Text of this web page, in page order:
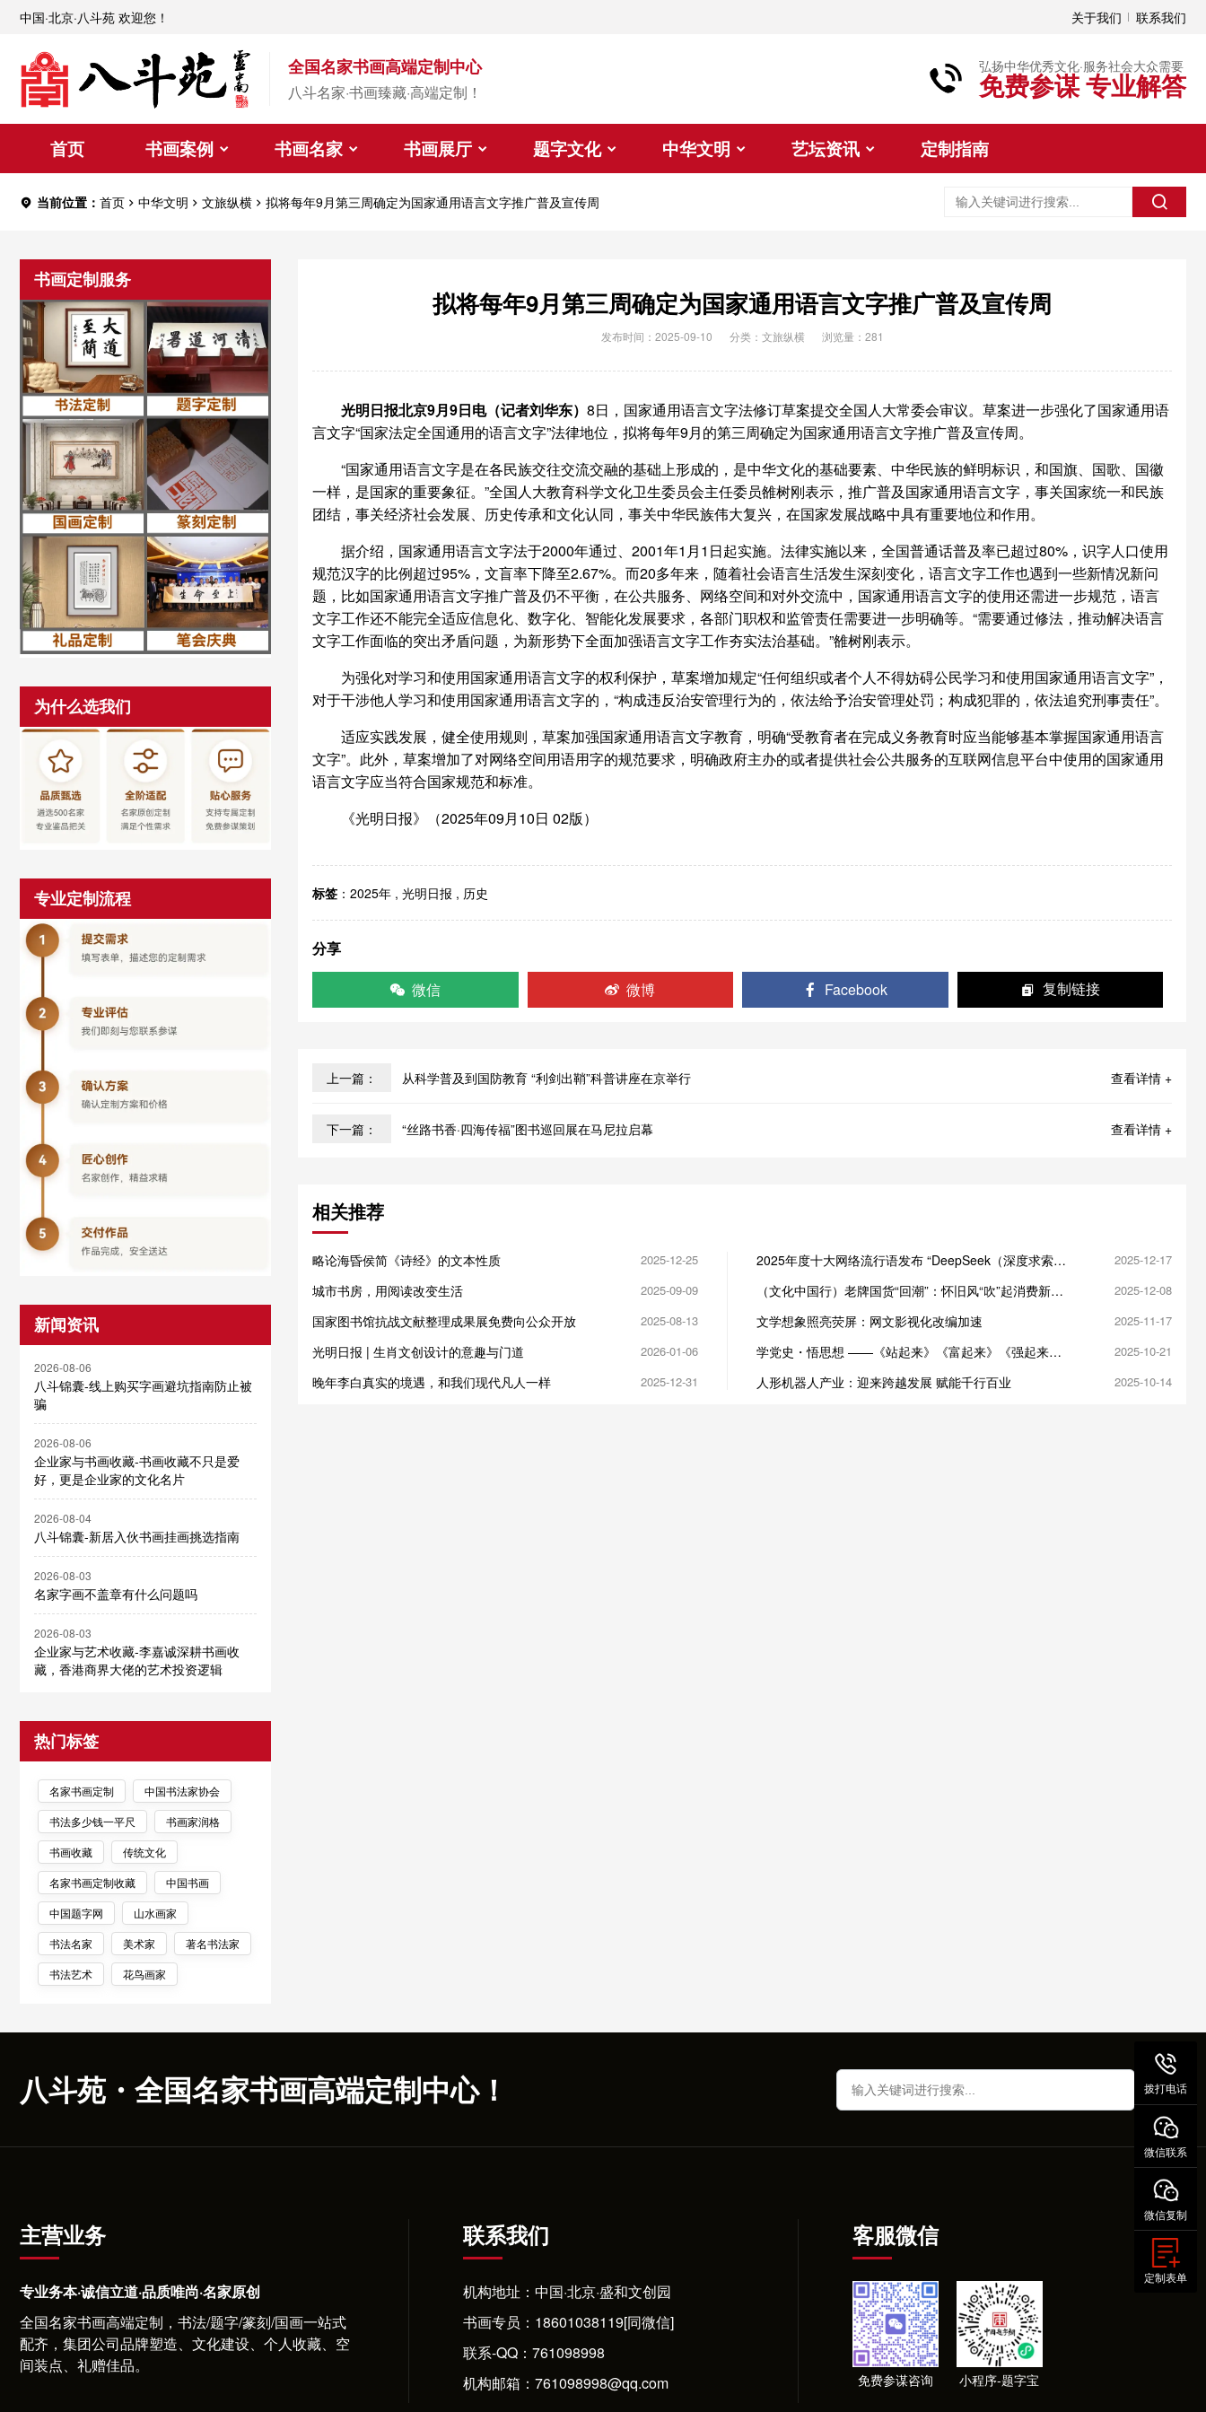
中国·北京·八斗苑 欢迎您！ 关于我们 联系我们
全国名家书画高端定制中心
八斗名家·书画臻藏·高端定制！
弘扬中华优秀文化·服务社会大众需要
免费参谋 专业解答
首页 书画案例 书画名家 书画展厅 题字文化 中华文明 艺坛资讯 定制指南
当前位置： 首页 中华文明 文旅纵横 拟将每年9月第三周确定为国家通用语言文字推广普及宣传周
书画定制服务
为什么选我们
专业定制流程
新闻资讯
2026-08-06
八斗锦囊-线上购买字画避坑指南防止被
骗
2026-08-06
企业家与书画收藏-书画收藏不只是爱
好，更是企业家的文化名片
2026-08-04
八斗锦囊-新居入伙书画挂画挑选指南
2026-08-03
名家字画不盖章有什么问题吗
2026-08-03
企业家与艺术收藏-李嘉诚深耕书画收
藏，香港商界大佬的艺术投资逻辑
热门标签
名家书画定制
中国书法家协会
书法多少钱一平尺
书画家润格
书画收藏
传统文化
名家书画定制收藏
中国书画
中国题字网
山水画家
书法名家
美术家
著名书法家
书法艺术
花鸟画家
拟将每年9月第三周确定为国家通用语言文字推广普及宣传周
发布时间：2025-09-10 分类： 文旅纵横 浏览量：281
光明日报北京9月9日电（记者刘华东） 8日，国家通用语言文字法修订草案提交全国人大常委会审议。草案进一步强化了国家通用语
言文字“国家法定全国通用的语言文字”法律地位，拟将每年9月的第三周确定为国家通用语言文字推广普及宣传周。
“国家通用语言文字是在各民族交往交流交融的基础上形成的，是中华文化的基础要素、中华民族的鲜明标识，和国旗、国歌、国徽
一样，是国家的重要象征。”全国人大教育科学文化卫生委员会主任委员雒树刚表示，推广普及国家通用语言文字，事关国家统一和民族
团结，事关经济社会发展、历史传承和文化认同，事关中华民族伟大复兴，在国家发展战略中具有重要地位和作用。
据介绍，国家通用语言文字法于2000年通过、2001年1月1日起实施。法律实施以来，全国普通话普及率已超过80%，识字人口使用
规范汉字的比例超过95%，文盲率下降至2.67%。而20多年来，随着社会语言生活发生深刻变化，语言文字工作也遇到一些新情况新问
题，比如国家通用语言文字推广普及仍不平衡，在公共服务、网络空间和对外交流中，国家通用语言文字的使用还需进一步规范，语言
文字工作还不能完全适应信息化、数字化、智能化发展要求，各部门职权和监管责任需要进一步明确等。“需要通过修法，推动解决语言
文字工作面临的突出矛盾问题，为新形势下全面加强语言文字工作夯实法治基础。”雒树刚表示。
为强化对学习和使用国家通用语言文字的权利保护，草案增加规定“任何组织或者个人不得妨碍公民学习和使用国家通用语言文字”，
对于干涉他人学习和使用国家通用语言文字的，“构成违反治安管理行为的，依法给予治安管理处罚；构成犯罪的，依法追究刑事责任”。
适应实践发展，健全使用规则，草案加强国家通用语言文字教育，明确“受教育者在完成义务教育时应当能够基本掌握国家通用语言
文字”。此外，草案增加了对网络空间用语用字的规范要求，明确政府主办的或者提供社会公共服务的互联网信息平台中使用的国家通用
语言文字应当符合国家规范和标准。
《光明日报》（2025年09月10日 02版）
标签 ： 2025年 , 光明日报 , 历史
分享
微信
微博 Facebook 复制链接
上一篇： 查看详情 +
从科学普及到国防教育 “利剑出鞘”科普讲座在京举行
下一篇： 查看详情 +
“丝路书香·四海传福”图书巡回展在马尼拉启幕
相关推荐
略论海昏侯简《诗经》的文本性质 2025-12-25
城市书房，用阅读改变生活 2025-09-09
国家图书馆抗战文献整理成果展免费向公众开放 2025-08-13
光明日报 | 生肖文创设计的意趣与门道 2026-01-06
晚年李白真实的境遇，和我们现代凡人一样 2025-12-31
2025年度十大网络流行语发布 “DeepSeek（深度求索）”
2025-12-17
（文化中国行）老牌国货“回潮”：怀旧风“吹”起消费新风
2025-12-08
文学想象照亮荧屏：网文影视化改编加速 2025-11-17
学党史・悟思想 ——《站起来》《富起来》《强起来》
2025-10-21
人形机器人产业：迎来跨越发展 赋能千行百业 2025-10-14
八斗苑・全国名家书画高端定制中心！
主营业务
专业务本·诚信立道·品质唯尚·名家原创
全国名家书画高端定制，书法/题字/篆刻/国画一站式
配齐，集团公司品牌塑造、文化建设、个人收藏、空
间装点、礼赠佳品。
联系我们
机构地址：中国·北京·盛和文创园
书画专员： 18601038119[同微信]
联系-QQ：761098998
机构邮箱：761098998@qq.com
客服微信
免费参谋咨询 小程序-题字宝
拨打电话
微信联系
微信复制
定制表单